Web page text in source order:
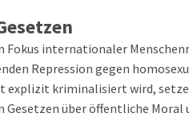
internationaler
Repression gegen
explizit kriminalisiert wird,
über öffentliche Moral